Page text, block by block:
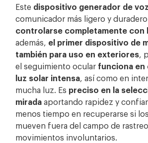
Este dispositivo generador de voz
comunicador más ligero y
controlarse completamente con
además, el primer dispositivo de
también para uso en exteriores,
el seguimiento ocular funciona
luz solar intensa, así como en
mucha luz. Es preciso en la
miradaaportando rapidez y
menos tiempo en recuperarse si
mueven fuera del campo de
movimientos involuntarios.